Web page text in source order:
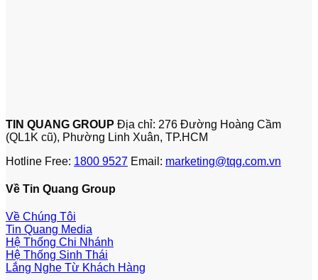
TIN QUANG GROUP Địa chỉ: 276 Đường Hoàng Cầm
(QL1K cũ), Phường Linh Xuân, TP.HCM
Hotline Free: 1800 9527 Email: marketing@tqg.com.vn
Về Tin Quang Group
Về Chúng Tôi
Tin Quang Media
Hệ Thống Chi Nhánh
Hệ Thống Sinh Thái
Lắng Nghe Từ Khách Hàng